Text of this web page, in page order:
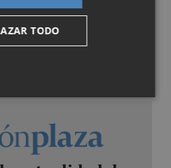
TODO